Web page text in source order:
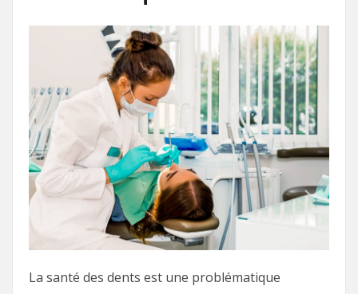
La santé des dents est une problématique